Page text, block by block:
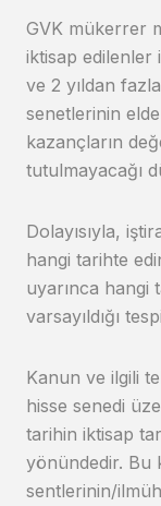
GVK mükerrer
iktisap
ve 2 yıldan
senetlerinin
kazançların
tutulmayacağı
Dolayısıyla,
hangi tarihte
uyarınca hangi
varsayıldığı
Kanun ve ilgili
hisse senedi
tarihin iktisap
yönündedir. Bu
sentlerinin/